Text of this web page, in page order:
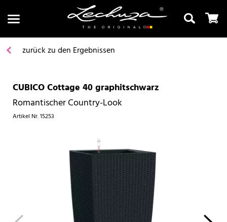
Suchen
zurück zu den Ergebnissen
CUBICO Cottage 40 graphitschwarz
Romantischer Country-Look
Artikel Nr.15253